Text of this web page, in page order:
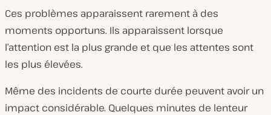
Ces problèmes apparaissent rarement à des
moments opportuns. Ils apparaissent lorsque
l’attention est la plus grande et que les attentes sont
les plus élevées.
Même des incidents de courte durée peuvent avoir un
impact considérable. Quelques minutes de lenteur